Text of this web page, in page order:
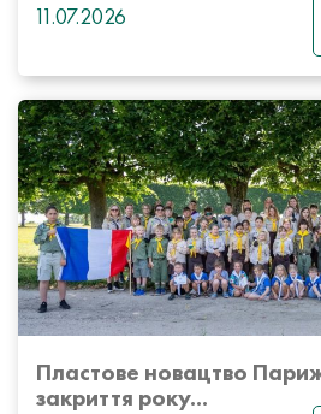
11.07.2026
Пластове новацтво
закриття року...